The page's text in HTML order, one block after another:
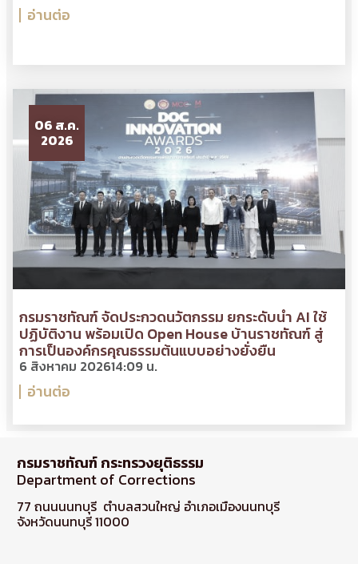
อ่านต่อ
06 ส.ค.
2026
กรมราชทัณฑ์ จัดประกวดนวัตกรรม ยกระดับนำ AI ใช้
ปฏิบัติงาน พร้อมเปิด Open House บ้านราชทัณฑ์ สู่
การเป็นองค์กรคุณธรรมต้นแบบอย่างยั่งยืน
6 สิงหาคม 202614:09 น.
อ่านต่อ
กรมราชทัณฑ์ กระทรวงยุติธรรม
Department of Corrections
77 ถนนนนทบุรี ตำบลสวนใหญ่ อำเภอเมืองนนทบุรี
จังหวัดนนทบุรี 11000